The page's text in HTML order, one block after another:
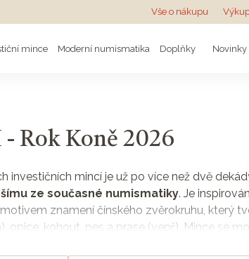
Vše o nákupu
mince Moderní numismatika Doplňky Novinky
Rok Koně 2026
investičních mincí je už po více než dvě
ze současné numismatiky. Je
znamení čínského zvěrokruhu, který
opice, kohout, pes a prase (vepř). Mince se
návrhářů.